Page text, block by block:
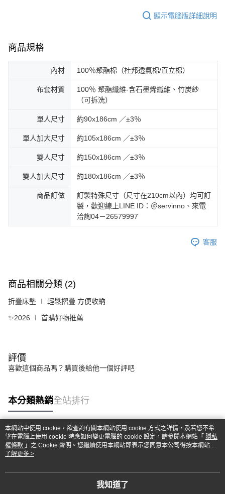
顯示電腦版詳細說明
商品規格
內材 100％聚酯棉（杜邦透氣棉/直立棉）
布套材質
100％ 聚酯纖維-含石墨烯纖維、竹炭紗
（可拆洗）
單人尺寸 約90x186cm ／±3％
單人加大尺寸 約105x186cm ／±3％
雙人尺寸 約150x186cm ／±3％
雙人加大尺寸 約180x186cm ／±3％
商品訂做
訂製特殊尺寸（尺寸在210cm以內）均可訂
製，歡迎線上LINE ID：＠servinno、來電
洽詢04－26579997
客服
商品相關分類 (2)
折疊床墊 ∣ 輕鬆摺疊 方便收納
✨2026 ∣ 首購好物推薦
評價
喜歡這個商品嗎？購買後給他一個好評吧
本分類熱銷全站排行
熱門標籤
本網站中使用 cookie，欲查詢有關本網站使用 cookie 方式之詳情，及若您不希
望在電腦上使用 cookie 時應如何變更電腦的 cookie 設定，請參閱本網站「 隱私
權條款 」之 Cookie 聲明。您繼續使用本網站即表示您同意本公司得按本網站使
用條款之 Cookie 聲明使用 cookie。
了解更多 >
我知道了